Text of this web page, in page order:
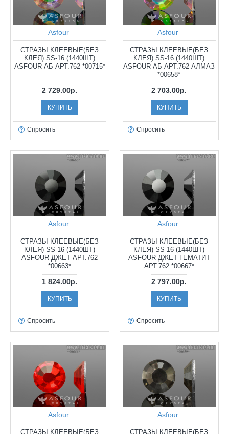
Asfour
СТРАЗЫ КЛЕЕВЫЕ(БЕЗ
КЛЕЯ) SS-16 (1440ШТ)
ASFOUR АБ АРТ.762 *00715*
2 729.00р.
КУПИТЬ
Спросить
Asfour
СТРАЗЫ КЛЕЕВЫЕ(БЕЗ
КЛЕЯ) SS-16 (1440ШТ)
ASFOUR АБ АРТ.762 АЛМАЗ
*00658*
2 703.00р.
КУПИТЬ
Спросить
Asfour
СТРАЗЫ КЛЕЕВЫЕ(БЕЗ
КЛЕЯ) SS-16 (1440ШТ)
ASFOUR ДЖЕТ АРТ.762
*00663*
1 824.00р.
КУПИТЬ
Спросить
Asfour
СТРАЗЫ КЛЕЕВЫЕ(БЕЗ
КЛЕЯ) SS-16 (1440ШТ)
ASFOUR ДЖЕТ ГЕМАТИТ
АРТ.762 *00667*
2 797.00р.
КУПИТЬ
Спросить
Asfour
СТРАЗЫ КЛЕЕВЫЕ(БЕЗ
Asfour
СТРАЗЫ КЛЕЕВЫЕ(БЕЗ